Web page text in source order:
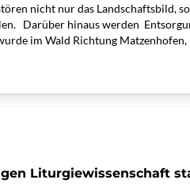
nicht nur das Landschaftsbild,
Darüber hinaus werden
im Wald Richtung Matzenhofen,
Liturgiewissenschaft